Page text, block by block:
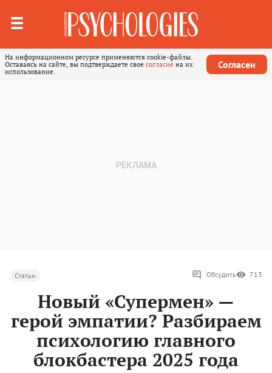
На информационном ресурсе применяются cookie-файлы.
Оставаясь на сайте, вы подтверждаете свое согласие на их
использование.
Согласен
Статьи Обсудить 713
Новый «Супермен» —
герой эмпатии? Разбираем
психологию главного
блокбастера 2025 года